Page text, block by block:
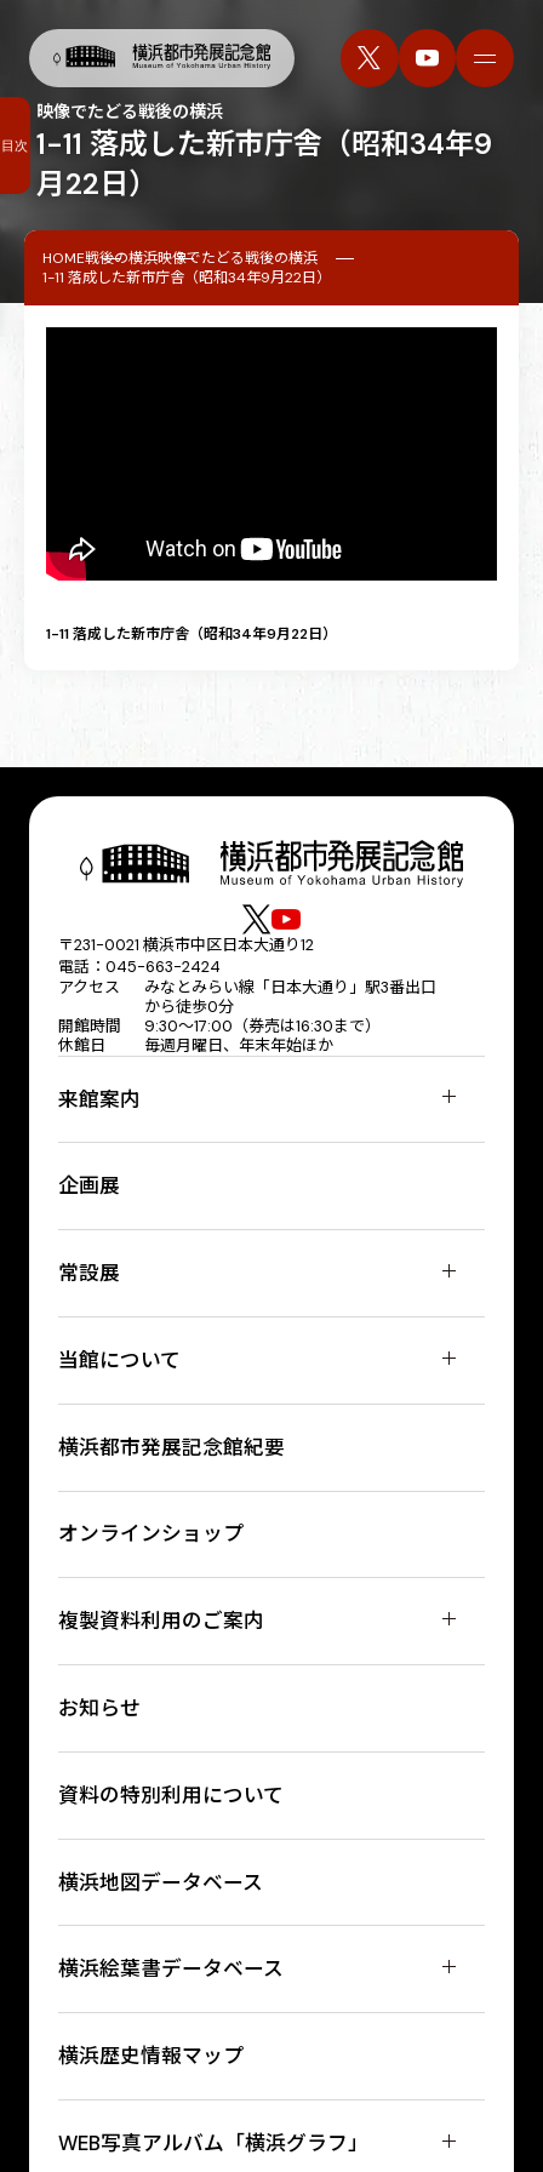
1-11 落成した新市庁舎（昭和34年9
月22日）
映像でたどる戦後の横浜
HOME戦後の横浜映像でたどる戦後の横浜
1-11 落成した新市庁舎（昭和34年9月22日）
1-11 落成した新市庁舎（昭和34年9月22日）
目次
〒231-0021 横浜市中区日本大通り12
電話：045-663-2424
アクセス
みなとみらい線「日本大通り」駅3番出口
から徒歩0分
開館時間
9:30〜17:00（券売は16:30まで）
休館日
毎週月曜日、年末年始ほか
来館案内
企画展
常設展
当館について
横浜都市発展記念館紀要
オンラインショップ
複製資料利用のご案内
お知らせ
資料の特別利用について
横浜地図データベース
横浜絵葉書データベース
横浜歴史情報マップ
WEB写真アルバム「横浜グラフ」